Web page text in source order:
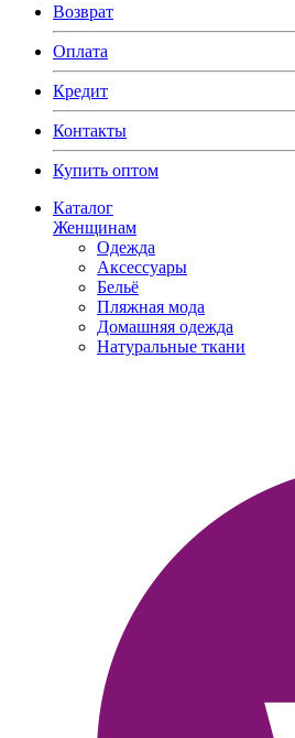
Возврат
Оплата
Кредит
Контакты
Купить оптом
Каталог
Женщинам
Одежда
Аксессуары
Бельё
Пляжная мода
Домашняя одежда
Натуральные ткани